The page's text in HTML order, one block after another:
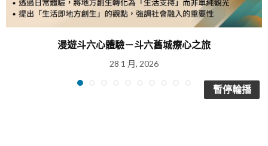
漫遊斗六心體驗－斗六舊城療心之旅
28 1 月, 2026
暫停輪播